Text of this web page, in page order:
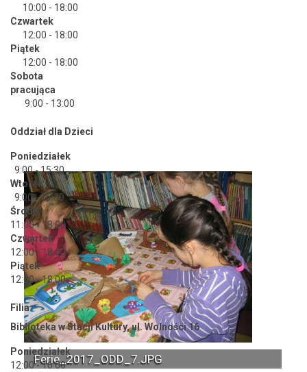
Ferie_2017_ODD_7.JPG
10:00 - 18:00
Czwartek
12:00 - 18:00
Piątek
12:00 - 18:00
Sobota
pracująca
9:00 - 13:00
Oddział dla Dzieci
Poniedziałek
9:00 - 15:30
Wtorek
9:00 - 15:30
Środa
11:00 - 18:00
Czwartek
12:00 - 18:00
Piątek
12:00 - 18:00
Filia
Biblioteka w Stacji Kultury, ul. Wolności 16
Poniedziałek
12:00 - 16:00